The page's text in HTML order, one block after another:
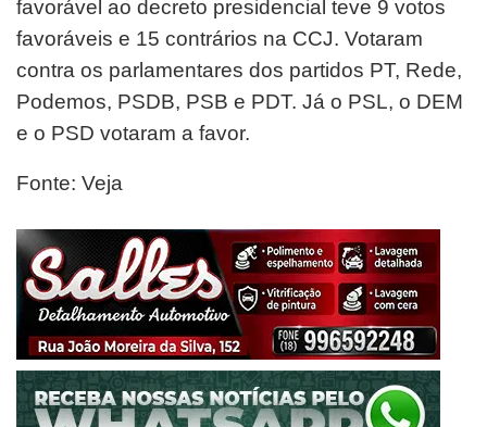
favorável ao decreto presidencial teve 9 votos
favoráveis e 15 contrários na CCJ. Votaram
contra os parlamentares dos partidos PT, Rede,
Podemos, PSDB, PSB e PDT. Já o PSL, o DEM
e o PSD votaram a favor.
Fonte: Veja